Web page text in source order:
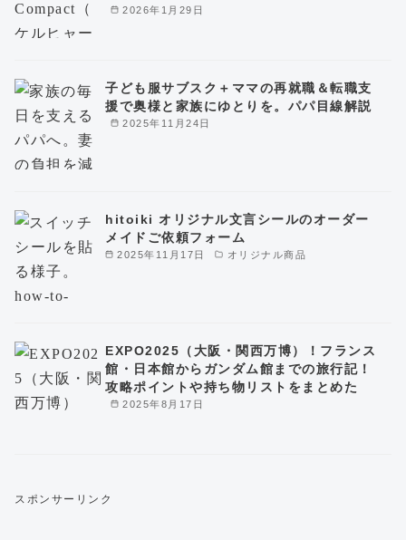
2026年1月29日
2025年11月24日
子ども服サブスク＋ママの再就職＆転職支
援で奥様と家族にゆとりを。パパ目線解説
2025年11月17日 オリジナル商品
hitoiki オリジナル文言シールのオーダー
メイドご依頼フォーム
2025年8月17日
EXPO2025（大阪・関西万博）！フランス
館・日本館からガンダム館までの旅行記！
攻略ポイントや持ち物リストをまとめた
スポンサーリンク